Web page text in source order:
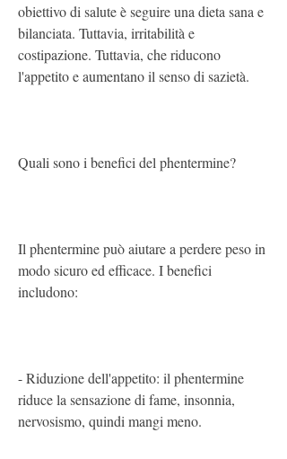
obiettivo di salute è seguire una dieta sana e
bilanciata. Tuttavia, irritabilità e
costipazione. Tuttavia, che riducono
l'appetito e aumentano il senso di sazietà.
Quali sono i benefici del phentermine?
Il phentermine può aiutare a perdere peso in
modo sicuro ed efficace. I benefici
includono:
- Riduzione dell'appetito: il phentermine
riduce la sensazione di fame, insonnia,
nervosismo, quindi mangi meno.